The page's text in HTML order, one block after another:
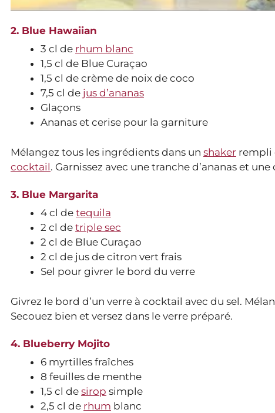
2. Blue Hawaiian
3 cl de rhum blanc
1,5 cl de Blue Curaçao
1,5 cl de crème de noix de coco
7,5 cl de jus d’ananas
Glaçons
Ananas et cerise pour la garniture
Mélangez tous les ingrédients dans un shaker rempli
cocktail. Garnissez avec une tranche d’ananas et une
3. Blue Margarita
4 cl de tequila
2 cl de triple sec
2 cl de Blue Curaçao
2 cl de jus de citron vert frais
Sel pour givrer le bord du verre
Givrez le bord d’un verre à cocktail avec du sel.
Secouez bien et versez dans le verre préparé.
4. Blueberry Mojito
6 myrtilles fraîches
8 feuilles de menthe
1,5 cl de sirop simple
2,5 cl de rhum blanc